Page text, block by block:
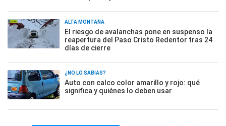
ALTA MONTAÑA
El riesgo de avalanchas pone en suspenso la
reapertura del Paso Cristo Redentor tras 24
días de cierre
¿NO LO SABÍAS?
Auto con calco color amarillo y rojo: qué
significa y quiénes lo deben usar